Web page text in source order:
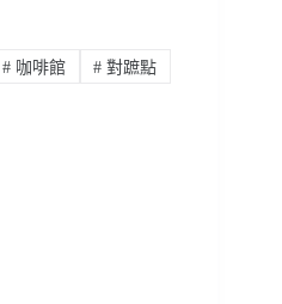
#咖啡館 # 對蹠點